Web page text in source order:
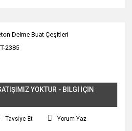
Delme Buat Çeşitleri
2385
YOKTUR - BİLGİ İÇİN
Tavsiye Et Yorum Yaz